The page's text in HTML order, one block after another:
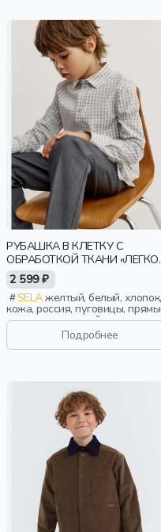
РУБАШКА В КЛЕТКУ С
ОБРАБОТКОЙ ТКАНИ «ЛЕГКО
ГЛАДИТЬ» ДЛЯ МАЛЬЧИКОВ
2 599 ₽
SELAжелтый, белый, хлопок,
кожа, россия, пуговицы,
длинные, длинный рукав,
застежка, складки, школа,
свободные, клетка, воротник,
классика, мальчики, дети
Подробнее